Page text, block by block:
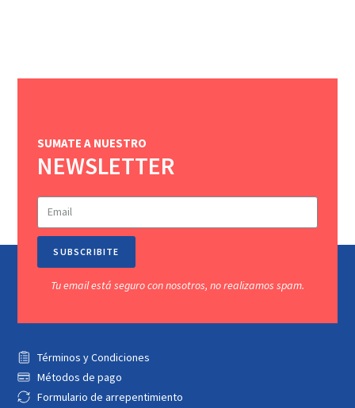
SUMATE A NUESTRO
NEWSLETTER
SUBSCRIBITE
Tu email está seguro con nosotros, no realizamos spam.
Términos y Condiciones
Métodos de pago
Formulario de arrepentimiento